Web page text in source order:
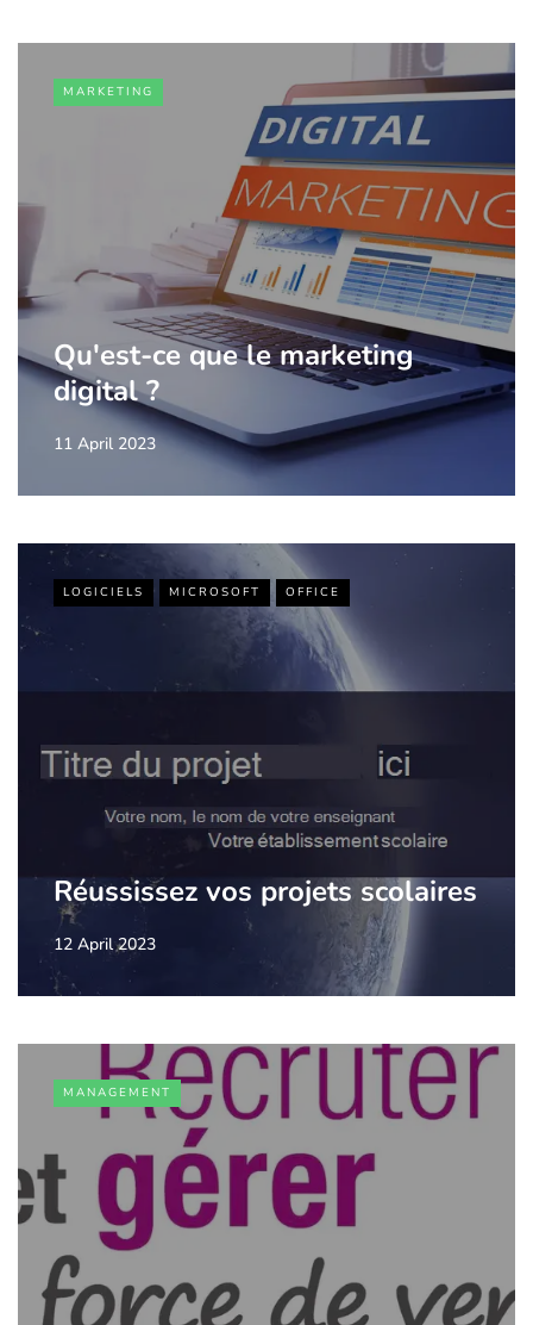
MARKETING
Qu'est-ce que le marketing
digital ?
11 April 2023
LOGICIELS MICROSOFT OFFICE
Réussissez vos projets scolaires
12 April 2023
MANAGEMENT